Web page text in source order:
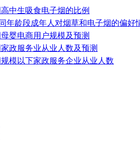
高中生吸食电子烟的比例
年龄段成年人对烟草和电子烟的偏好
母婴电商用户规模及预测
家政服务业从业人数及预测
规模以下家政服务企业从业人数